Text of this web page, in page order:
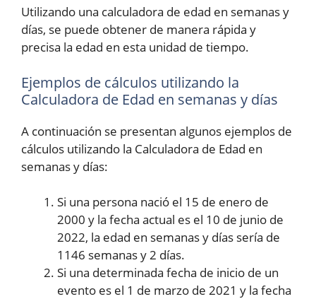
Utilizando una calculadora de edad en semanas y
días, se puede obtener de manera rápida y
precisa la edad en esta unidad de tiempo.
Ejemplos de cálculos utilizando la
Calculadora de Edad en semanas y días
A continuación se presentan algunos ejemplos de
cálculos utilizando la Calculadora de Edad en
semanas y días:
Si una persona nació el 15 de enero de
2000 y la fecha actual es el 10 de junio de
2022, la edad en semanas y días sería de
1146 semanas y 2 días.
Si una determinada fecha de inicio de un
evento es el 1 de marzo de 2021 y la fecha